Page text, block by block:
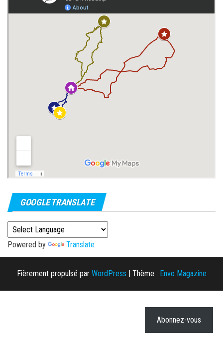
GOOGLE TRANSLATE
Powered by Translate
Fièrement propulsé par WordPress | Thème : Envo Magazine
Abonnez-vous